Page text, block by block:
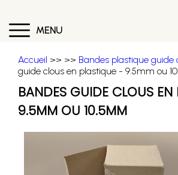
MENU
Accueil >> >> Bandes plastique guide
guide clous en plastique - 9.5mm ou
BANDES GUIDE CLOUS EN
9.5MM OU 10.5MM